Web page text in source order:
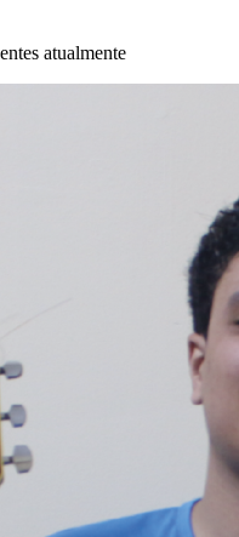
atualmente